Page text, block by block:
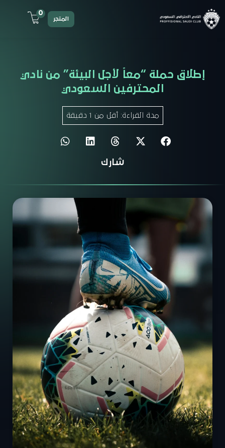
المتجر
0
إطلاق حملة “معاً لأجل البيئة” من نادي
المحترفين السعودي
مدة القراءة: أقل من 1 دقيقة
شارك